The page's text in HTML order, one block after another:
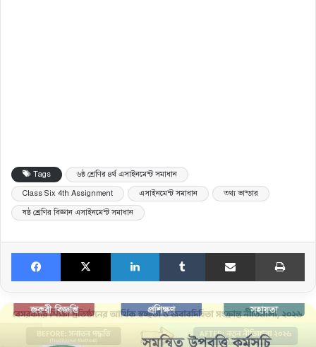
Tags ৬ষ্ঠ শ্রেণির ৪র্থ এসাইনমেন্ট সমাধান
Class Six 4th Assignment এসাইনমেন্ট সমাধান তথ্য ভান্ডার
ষষ্ঠ শ্রেণির বিজ্ঞান এসাইনমেন্ট সমাধান
Facebook X LinkedIn Tumblr Share via Email